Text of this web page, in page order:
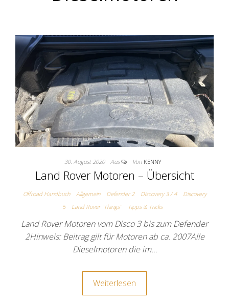
30. August 2020 Aus Von KENNY
Land Rover Motoren – Übersicht
Offroad Handbuch Allgemein Defender 2 Discovery 3 / 4
Discovery
5
Land Rover "Things" Tipps & Tricks
Land Rover Motoren vom Disco 3 bis zum Defender
2Hinweis: Beitrag gilt für Motoren ab ca. 2007Alle
Dieselmotoren die im…
Weiterlesen